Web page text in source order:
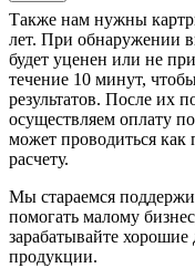
Также нам нужны
лет. При обнаружении
будет уценен или не
течение 10 минут,
результатов. После их
осуществляем оплату
может проводиться как
расчету.
Мы стараемся
помогать малому
зарабатывайте
продукции.